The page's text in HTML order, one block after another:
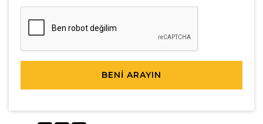
BENİ ARAYIN